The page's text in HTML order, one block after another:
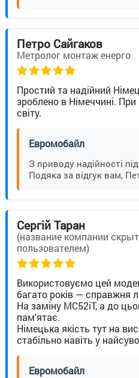
Петро Сайгаков
Метролог монтаж енерго
Простий та надійний
зроблено в Німеччині.
світу.
Евромобайл
З приводу надійності
Подяка за відгук вам,
Сергій Таран
(название компании
пользователем)
Використовуємо цей
багато років — справжня
На заміну MC52iT, а до
пам'ятає.
Німецька якість тут на
стабільно навіть у
Евромобайл